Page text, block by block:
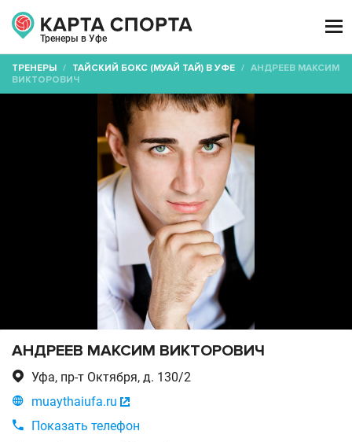
Тренеры в Уфе

ТРЕНЕРЫ / ТАЙСКИЙ БОКС (МУАЙ ТАЙ) В УФЕ / АНДРЕЕВ МАКСИМ
ВИКТОРОВИЧ
АНДРЕЕВ МАКСИМ ВИКТОРОВИЧ
 Уфа, пр-т Октября, д. 130/2
 muaythaiufa.ru 

Показать телефон